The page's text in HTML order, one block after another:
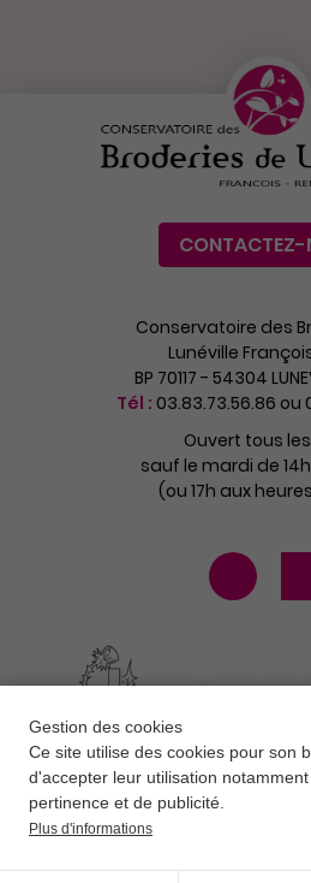
Gestion des cookies
Ce site utilise des cookies pour son
d'accepter leur utilisation
pertinence et de publicité.
Plus d'informations
CONTACTEZ-
Conservatoire des
Lunéville
BP 70117 - 54304
Tél : 03.83.73.56.86 ou
Ouvert tous
sauf le mardi de
(ou 17h aux